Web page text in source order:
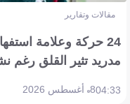
مقالات وتقارير
24 حركة وعلامة
مدريد تثير القلق رغم
04:338 أغسطس 2026